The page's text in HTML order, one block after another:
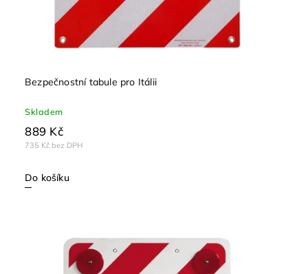
Bezpečnostní tabule pro Itálii
Skladem
735 Kč bez DPH
889 Kč
Do košíku